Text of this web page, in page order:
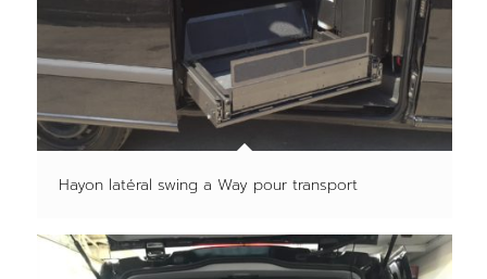
Hayon latéral swing a Way pour transport